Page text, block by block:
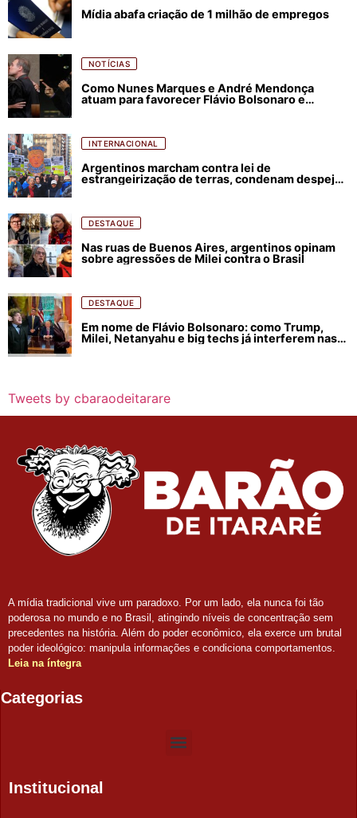
Mídia abafa criação de 1 milhão de empregos
NOTÍCIAS
Como Nunes Marques e André Mendonça
atuam para favorecer Flávio Bolsonaro e
INTERNACIONAL
Argentinos marcham contra lei de
estrangeirização de terras, condenam despejos
DESTAQUE
Nas ruas de Buenos Aires, argentinos opinam
sobre agressões de Milei contra o Brasil
DESTAQUE
Em nome de Flávio Bolsonaro: como Trump,
Milei, Netanyahu e big techs já interferem nas
Tweets by cbaraodeitarare
A mídia tradicional vive um paradoxo. Por um lado, ela nunca foi tão
poderosa no mundo e no Brasil, atingindo níveis de concentração sem
precedentes na história. Além do poder econômico, ela exerce um brutal
poder ideológico: manipula informações e condiciona comportamentos.
Leia na íntegra
Categorias
Institucional